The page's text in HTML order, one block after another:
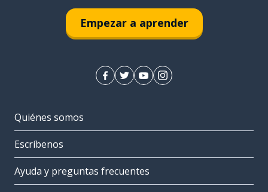
Empezar a aprender
Quiénes somos
Escríbenos
Ayuda y preguntas frecuentes